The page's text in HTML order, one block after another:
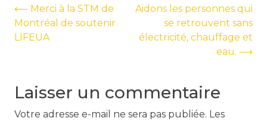
Navigation
de
⟵ Merci à la STM de
Montréal de soutenir
LIFEUA
Aidons les personnes qui
se retrouvent sans
électricité, chauffage et
eau. ⟶
Laisser un commentaire
Votre adresse e-mail ne sera pas publiée. Les